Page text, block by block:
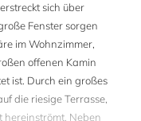
sich über
Fenster sorgen
im Wohnzimmer,
offenen Kamin
ist. Durch ein großes
die riesige Terrasse,
hereinströmt. Neben